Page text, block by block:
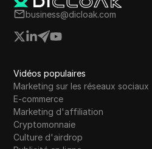
business@dicloak.com
Vidéos populaires
Marketing sur les réseaux sociaux
E-commerce
Marketing d'affiliation
Cryptomonnaie
Culture d'airdrop